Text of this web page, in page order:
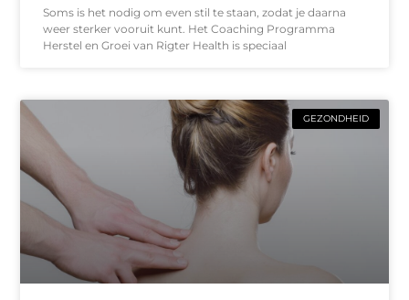
Soms is het nodig om even stil te staan, zodat je daarna
weer sterker vooruit kunt. Het Coaching Programma
Herstel en Groei van Rigter Health is speciaal
GEZONDHEID